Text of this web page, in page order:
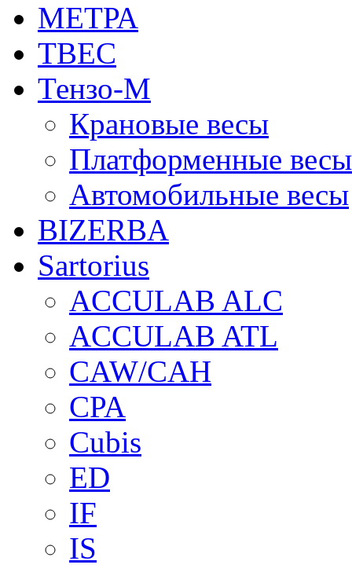
МЕТРА
ТВЕС
Тензо-М
Крановые весы
Платформенные весы
Автомобильные весы
BIZERBA
Sartorius
ACCULAB ALC
ACCULAB ATL
CAW/CAH
CPA
Cubis
ED
IF
IS